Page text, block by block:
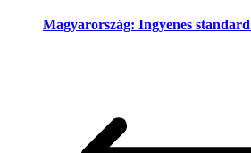
Magyarország: Ingyenes